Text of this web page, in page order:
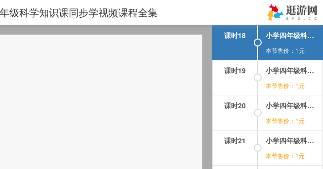
级科学知识课同步学视频课程全集 本节售价：1元
课时18 小学四年级科学课视频教程-上册-18.液体之间的溶解现象.mp4
本节售价：1元
课时19 小学四年级科学课视频教程-上册-19.食盐和小苏打在水中的溶解能力.mp4
本节售价：1元
课时20 小学四年级科学课视频教程-上册-20.空气可以被压进水里？.mp4
本节售价：1元
课时21 小学四年级科学课视频教程-上册-21.我们吹出来的究竟是什么？.mp4
本节售价：1元